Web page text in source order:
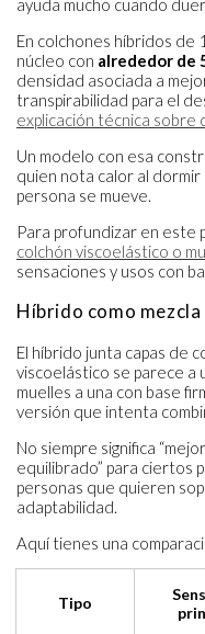
ayuda mucho cuando
En colchones híbridos de
núcleo con alrededor de
densidad asociada a
transpirabilidad para el
explicación técnica sobre
Un modelo con esa
quien nota calor al
persona se mueve.
Para profundizar en este
colchón viscoelástico o
sensaciones y usos con
Híbrido como
El híbrido junta capas de
viscoelástico se parece a
muelles a una con base
versión que intenta
No siempre significa
equilibrado” para ciertos
personas que quieren
adaptabilidad.
Aquí tienes una
Tipo